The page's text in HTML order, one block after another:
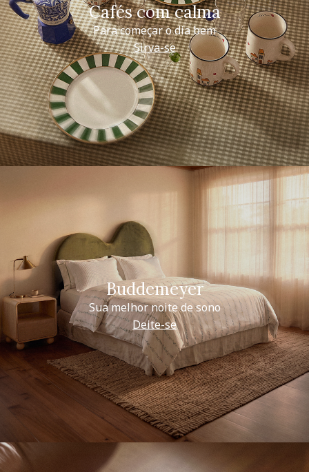
Cafés com calma
Para começar o dia bem
Sirva-se
Buddemeyer
Sua melhor noite de sono
Deite-se